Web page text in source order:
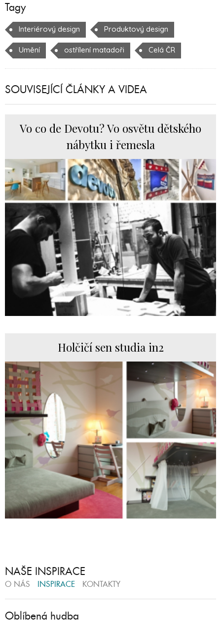
Tagy
Interiérový design Produktový design
Umění ostřílení matadoři Celá ČR
SOUVISEJÍCÍ ČLÁNKY A VIDEA
Vo co de Devotu? Vo osvětu dětského
nábytku i řemesla
Holčičí sen studia in2
NAŠE INSPIRACE
O NÁS INSPIRACE KONTAKTY
Oblíbená hudba